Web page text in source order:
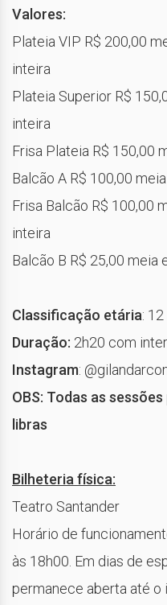
Valores:
Plateia VIP R$ 200,00
inteira
Plateia Superior R$
inteira
Frisa Plateia R$ 150,00
Balcão A R$ 100,00
Frisa Balcão R$ 100,00
inteira
Balcão B R$ 25,00 meia
Classificação etária:
Duração: 2h20 com
Instagram:
OBS: Todas as
libras
Bilheteria física:
Teatro Santander
Horário de
às 18h00. Em dias de
permanece aberta até o